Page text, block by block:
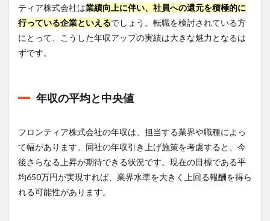
ィア
株式
会社
のワ
ーク
ライ
は？
一日
の平
働時
間
5.2
ティア株式会社は業績向上に伴い、社員への還元を積極的に
行っている企業といえるでしょう。転職を検討されている方
にとって、こうした年収アップの実績は大きな魅力となるは
ずです。
年収の平均と中央値
フロンティア株式会社の年収は、担当する業界や職種によっ
て幅があります。同社の年収引き上げ施策を考慮すると、今
後さらなる上昇が期待できる状況です。現在の目標である平
均650万円が実現すれば、業界水準を大きく上回る報酬を得ら
れる可能性があります。